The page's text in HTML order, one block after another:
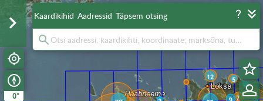
0°
Kaardikihid Aadressid Täpsem otsing